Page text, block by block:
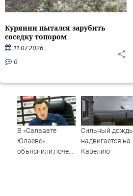
Курянин пытался зарубить
соседку топором
11.07.2026
0
В «Салавате
Юлаеве»
объяснили,почему
Сильный дождь
надвигается на
Карелию